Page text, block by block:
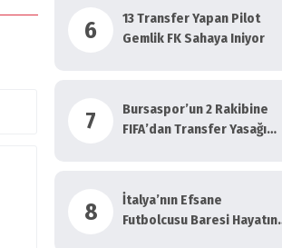
6
13 Transfer Yapan Pilot
Gemlik FK Sahaya Iniyor
7
Bursaspor’un 2 Rakibine
FIFA’dan Transfer Yasağı
8
İtalya’nın Efsane
Futbolcusu Baresi Hayatını